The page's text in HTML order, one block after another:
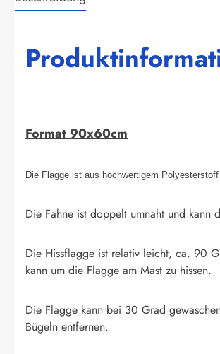
Format 90x60cm
Die Flagge ist aus hochwertigem
Die Fahne ist doppelt umnäht und
Die Hissflagge ist relativ leicht, ca. 90
kann um die Flagge am Mast zu hissen.
Die Flagge kann bei 30 Grad
Bügeln entfernen.